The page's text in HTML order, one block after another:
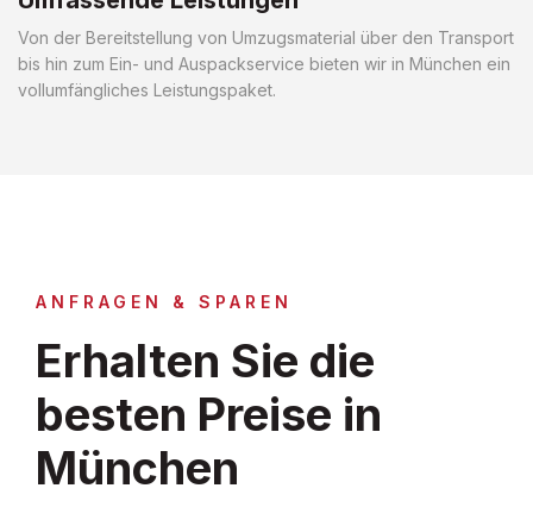
Von der Bereitstellung von Umzugsmaterial über den Transport
bis hin zum Ein- und Auspackservice bieten wir in München ein
vollumfängliches Leistungspaket.
ANFRAGEN & SPAREN
Erhalten Sie die
besten Preise in
München